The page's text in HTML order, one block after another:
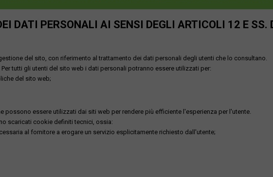
DATI PERSONALI AI SENSI DEGLI ARTICOLI 12 E
del sito, con riferimento al trattamento dei dati personali degli utenti che lo consultano.
Per tutti gli utenti del sito web i dati personali potranno essere utilizzati per:
del sito web;
possono essere utilizzati dai siti web per rendere più efficiente l'esperienza per l'utente.
scaricati cookie definiti tecnici, ossia:
al fornitore a erogare un servizio esplicitamente richiesto dall'utente;